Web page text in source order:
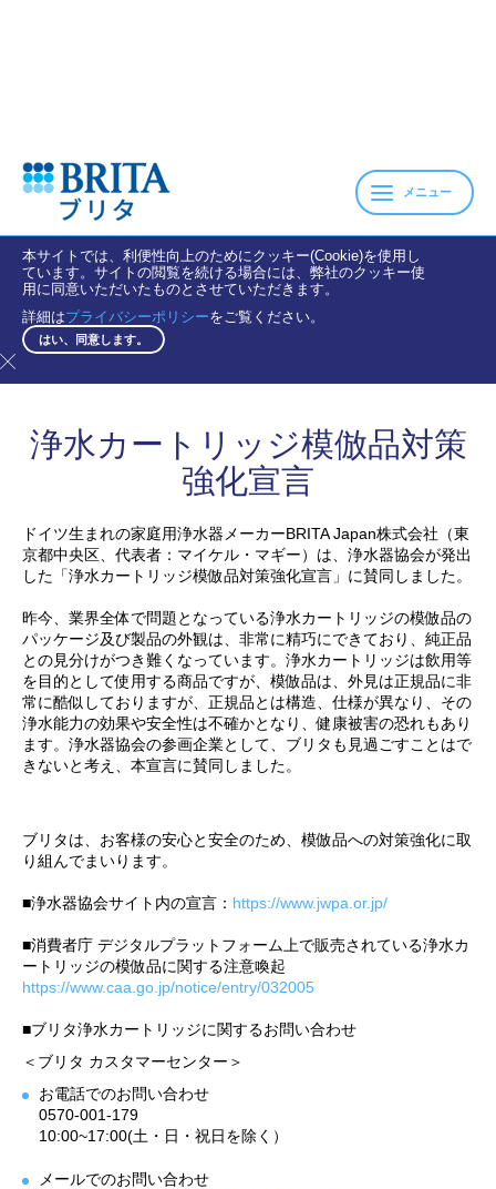
本サイトでは、利便性向上のためにクッキー(Cookie)を使用し
ています。サイトの閲覧を続ける場合には、弊社のクッキー使
用に同意いただいたものとさせていただきます。
詳細はプライバシーポリシーをご覧ください。
はい、同意します。
メニュー
浄水カートリッジ模倣品対策
強化宣言
ドイツ生まれの家庭用浄水器メーカーBRITA Japan株式会社（東
京都中央区、代表者：マイケル・マギー）は、浄水器協会が発出
した「浄水カートリッジ模倣品対策強化宣言」に賛同しました。
昨今、業界全体で問題となっている浄水カートリッジの模倣品の
パッケージ及び製品の外観は、非常に精巧にできており、純正品
との見分けがつき難くなっています。浄水カートリッジは飲用等
を目的として使用する商品ですが、模倣品は、外見は正規品に非
常に酷似しておりますが、正規品とは構造、仕様が異なり、その
浄水能力の効果や安全性は不確かとなり、健康被害の恐れもあり
ます。浄水器協会の参画企業として、ブリタも見過ごすことはで
きないと考え、本宣言に賛同しました。
ブリタは、お客様の安心と安全のため、模倣品への対策強化に取
り組んでまいります。
■浄水器協会サイト内の宣言： https://www.jwpa.or.jp/
■消費者庁 デジタルプラットフォーム上で販売されている浄水カ
ートリッジの模倣品に関する注意喚起
https://www.caa.go.jp/notice/entry/032005
■ブリタ浄水カートリッジに関するお問い合わせ
＜ブリタ カスタマーセンター＞
お電話でのお問い合わせ
0570-001-179
10:00~17:00(土・日・祝日を除く）
メールでのお問い合わせ